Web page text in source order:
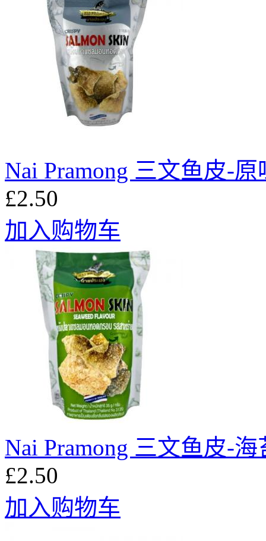
Nai Pramong 三文鱼皮-原
£2.50
加入购物车
Nai Pramong 三文鱼皮-海
£2.50
加入购物车